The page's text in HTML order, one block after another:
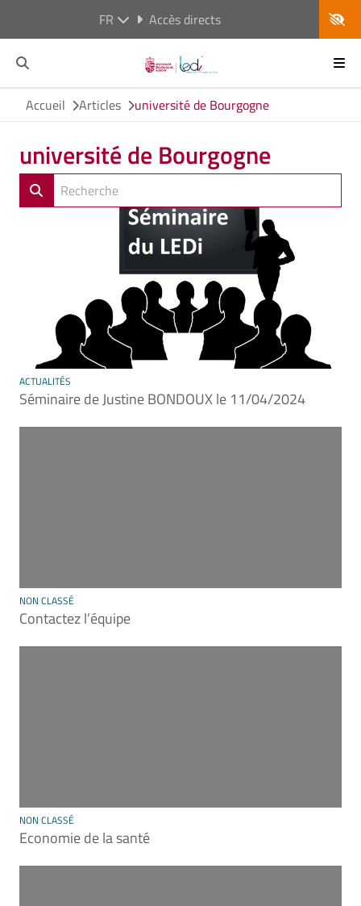
FR Accès directs
Accueil Articles université de Bourgogne
université de Bourgogne
ACTUALITÉS
Séminaire de Justine BONDOUX le 11/04/2024
NON CLASSÉ
Contactez l’équipe
NON CLASSÉ
Economie de la santé